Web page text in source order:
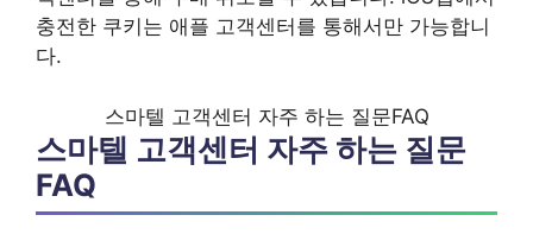
충전한 쿠키는 애플 고객센터를 통해서만 가능합니
다.
스마텔 고객센터 자주 하는 질문FAQ
스마텔 고객센터 자주 하는 질문
FAQ